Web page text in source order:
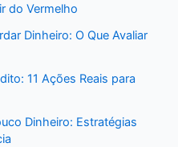
do Vermelho
Dinheiro: O Que Avaliar
11 Ações Reais para
Dinheiro: Estratégias